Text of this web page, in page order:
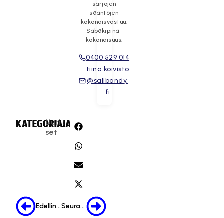
sarjojen
sääntöjen
kokonaisvastuu.
Säbäkipinä-
kokonaisuus.
0400 529 014
tiina.koivisto
@salibandy.
fi
KATEGORIA:
Uuti
set
JAA:
Edellinen Seuraava